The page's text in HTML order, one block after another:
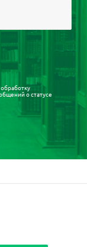
обработку
о статусе